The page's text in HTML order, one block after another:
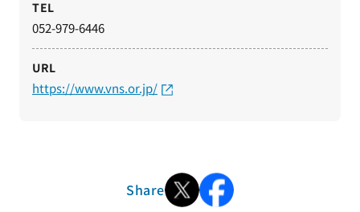
TEL
052-979-6446
URL
https://www.vns.or.jp/
Share